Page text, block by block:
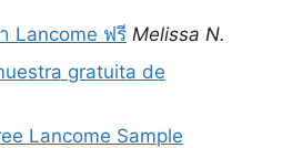
Lancome ฟรี Melissa N.
gratuita de
Lancome Sample